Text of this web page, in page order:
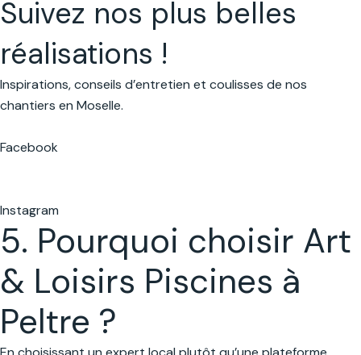
Suivez nos plus belles
réalisations !
Inspirations, conseils d’entretien et coulisses de nos
chantiers en Moselle.
Facebook
Instagram
5. Pourquoi choisir Art
& Loisirs Piscines à
Peltre ?